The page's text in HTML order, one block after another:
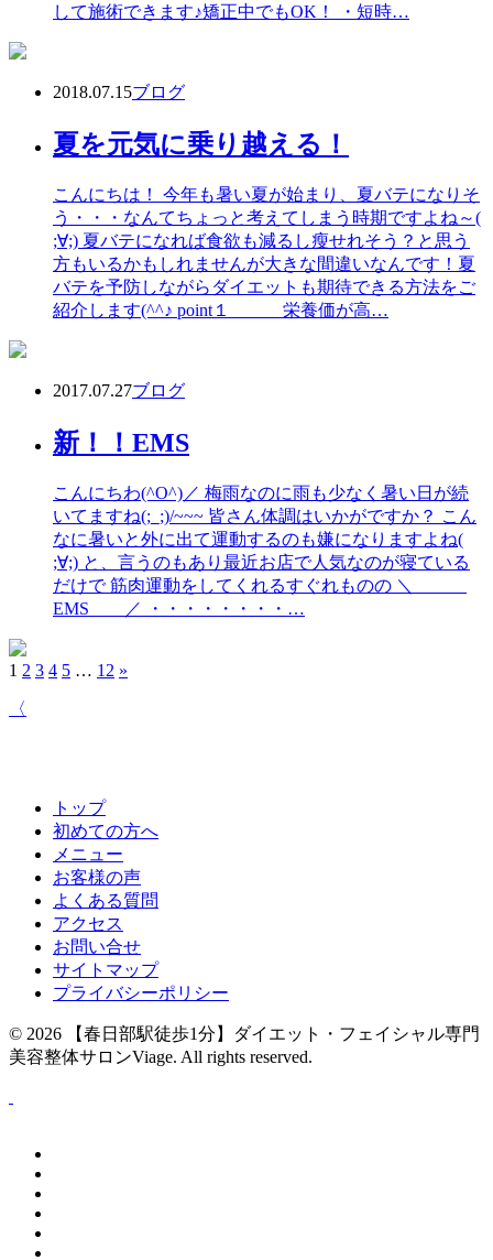
して施術できます♪矯正中でもOK！ ・短時…
2018.07.15ブログ
夏を元気に乗り越える！
こんにちは！ 今年も暑い夏が始まり、夏バテになりそ
う・・・なんてちょっと考えてしまう時期ですよね～(
;∀;) 夏バテになれば食欲も減るし瘦せれそう？と思う
方もいるかもしれませんが大きな間違いなんです！夏
バテを予防しながらダイエットも期待できる方法をご
紹介します(^^♪ point１ 栄養価が高…
2017.07.27ブログ
新！！EMS
こんにちわ(^O^)／ 梅雨なのに雨も少なく暑い日が続
いてますね(;_;)/~~~ 皆さん体調はいかがですか？ こん
なに暑いと外に出て運動するのも嫌になりますよね(
;∀;) と、言うのもあり最近お店で人気なのが寝ている
だけで 筋肉運動をしてくれるすぐれものの ＼
EMS ／ ・・・・・・・・…
1 2 3 4 5 … 12 »
〈
トップ
初めての方へ
メニュー
お客様の声
よくある質問
アクセス
お問い合せ
サイトマップ
プライバシーポリシー
© 2026
【春日部駅徒歩1分】ダイエット・フェイシャル専門
美容整体サロンViage. All rights reserved.